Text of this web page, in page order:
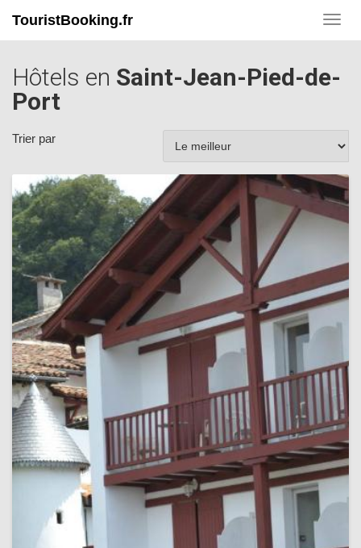
TouristBooking.fr
Hôtels en Saint-Jean-Pied-de-
Port
Trier par